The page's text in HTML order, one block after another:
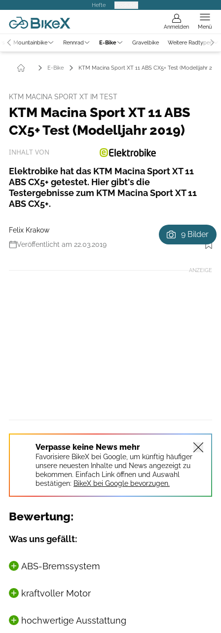
Hefte
Anmelden Menü
Mountainbike Rennrad E-Bike Gravelbike Weitere Radtypen
E-Bike KTM Macina Sport XT 11 ABS CX5+ Test (Modelljahr
KTM MACINA SPORT XT IM TEST
KTM Macina Sport XT 11 ABS
CX5+ Test (Modelljahr 2019)
INHALT VON
Elektrobike hat das KTM Macina Sport XT 11
ABS CX5+ getestet. Hier gibt's die
Testergebnisse zum KTM Macina Sport XT 11
ABS CX5+.
Felix Krakow
Veröffentlicht am 22.03.2019
Foto: Benjamin Hahn
9 Bilder
ANZEIGE
Verpasse keine News mehr
Favorisiere BikeX bei Google, um künftig häufiger
unsere neuesten Inhalte und News angezeigt zu
bekommen. Einfach Link öffnen und Auswahl
bestätigen: BikeX bei Google bevorzugen.
Bewertung:
Was uns gefällt:
ABS-Bremssystem
kraftvoller Motor
hochwertige Ausstattung